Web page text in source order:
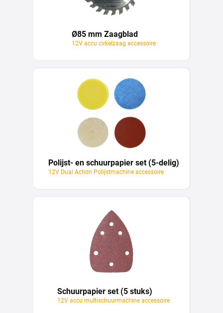
Ø85 mm Zaagblad
12V accu cirkelzaag accessoire
Polijst- en schuurpapier set (5-delig)
12V Dual Action Polijstmachine accessoire
Schuurpapier set (5 stuks)
12V accu multischuurmachine accessoire